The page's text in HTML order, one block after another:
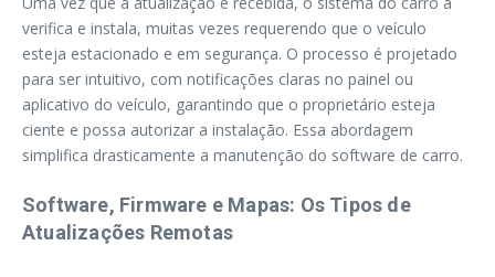
verifica e instala, muitas vezes requerendo que o veículo
esteja estacionado e em segurança. O processo é projetado
para ser intuitivo, com notificações claras no painel ou
aplicativo do veículo, garantindo que o proprietário esteja
ciente e possa autorizar a instalação. Essa abordagem
simplifica drasticamente a manutenção do software de carro.
Software, Firmware e Mapas: Os Tipos de
Atualizações Remotas